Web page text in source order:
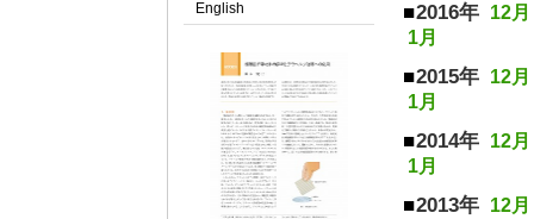
2016年 12月
1月
2015年 12月
1月
2014年 12月
1月
2013年 12月